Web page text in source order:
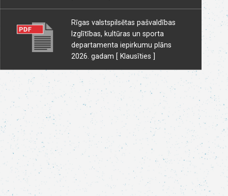
Rīgas valstspilsētas pašvaldības
Izglītības, kultūras un sporta
departamenta iepirkumu plāns
2026. gadam [ Klausīties ]